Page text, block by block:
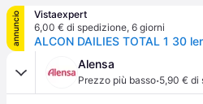
annuncio
Vistaexpert
6,00 € di spedizione, 6 giorni
Alensa
Prezzo più basso·5,90 € di